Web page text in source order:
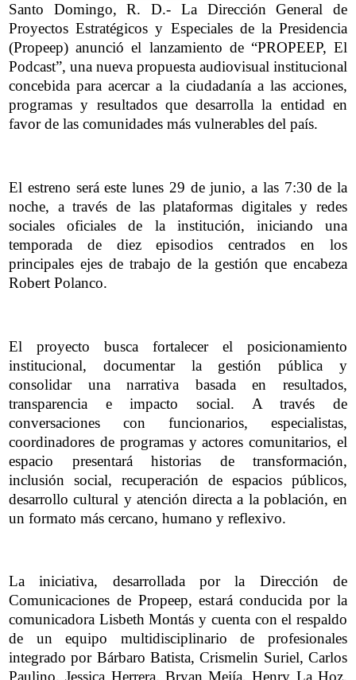
Santo Domingo, R. D.- La Dirección General de
Proyectos Estratégicos y Especiales de la Presidencia
(Propeep) anunció el lanzamiento de “PROPEEP, El
Podcast”, una nueva propuesta audiovisual institucional
concebida para acercar a la ciudadanía a las acciones,
programas y resultados que desarrolla la entidad en
favor de las comunidades más vulnerables del país.
El estreno será este lunes 29 de junio, a las 7:30 de la
noche, a través de las plataformas digitales y redes
sociales oficiales de la institución, iniciando una
temporada de diez episodios centrados en los
principales ejes de trabajo de la gestión que encabeza
Robert Polanco.
El proyecto busca fortalecer el posicionamiento
institucional, documentar la gestión pública y
consolidar una narrativa basada en resultados,
transparencia e impacto social. A través de
conversaciones con funcionarios, especialistas,
coordinadores de programas y actores comunitarios, el
espacio presentará historias de transformación,
inclusión social, recuperación de espacios públicos,
desarrollo cultural y atención directa a la población, en
un formato más cercano, humano y reflexivo.
La iniciativa, desarrollada por la Dirección de
Comunicaciones de Propeep, estará conducida por la
comunicadora Lisbeth Montás y cuenta con el respaldo
de un equipo multidisciplinario de profesionales
integrado por Bárbaro Batista, Crismelin Suriel, Carlos
Paulino, Jessica Herrera, Bryan Mejía, Henry La Hoz,